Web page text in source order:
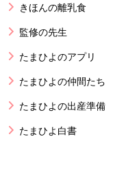
きほんの離乳食
監修の先生
たまひよのアプリ
たまひよの仲間たち
たまひよの出産準備
たまひよ白書